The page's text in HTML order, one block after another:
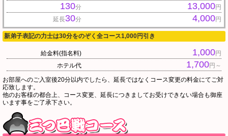
130分 13,000円
延長30分 4,000円
新弟子表記の力士は30分をのぞく全コース1,000円引き
給金料(指名料) 1,000円
ホテル代
1,700円～
お部屋へのご入室後20分以内でしたら、延長ではなくコース変更の料金にてご対
応致します。
他のお客様の都合上、コース変更、延長につきましてお受けできない場合も御座
います事をご了承下さい。